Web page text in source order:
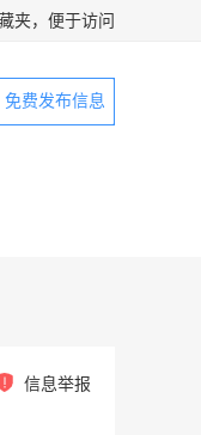
夹，便于访问
免费发布信息
信息举报